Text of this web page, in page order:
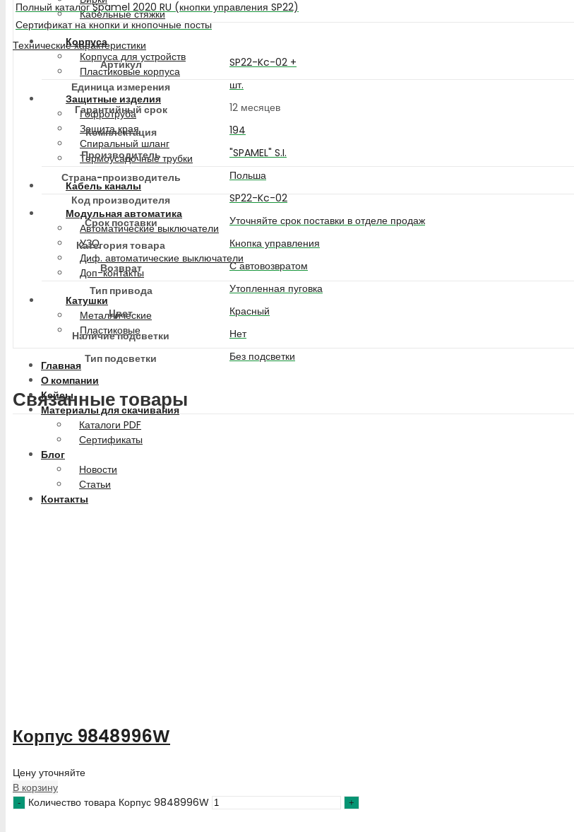
Кабельные стяжки
Корпуса
Корпуса для устройств
Пластиковые корпуса
Защитные изделия
Гофротруба
Защита края
Спиральный шланг
Термоусадочные трубки
Кабель каналы
Модульная автоматика
Автоматические выключатели
УЗО
Диф. автоматические выключатели
Доп-контакты
Катушки
Металлические
Пластиковые
Главная
О компании
Кейсы
Материалы для скачивания
Каталоги PDF
Сертификаты
Блог
Новости
Статьи
Контакты
Полный каталог Spamel 2020 RU (кнопки управления SP22)
Сертификат на кнопки и кнопочные посты
Технические характеристики
Артикул
SP22-Kc-02 +
Единица измерения
шт.
Гарантийный срок
12 месяцев
Комплектация
194
Производитель
"SPAMEL" S.I.
Страна-производитель
Польша
Код производителя
SP22-Kc-02
Срок поставки
Уточняйте срок поставки в отделе продаж
Категория товара
Кнопка управления
Возврат
С автовозвратом
Тип привода
Утопленная пуговка
Цвет
Красный
Наличие подсветки
Нет
Тип подсветки
Без подсветки
Связанные товары
Корпус 9848996W
Цену уточняйте
В корзину
Количество товара Корпус 9848996W